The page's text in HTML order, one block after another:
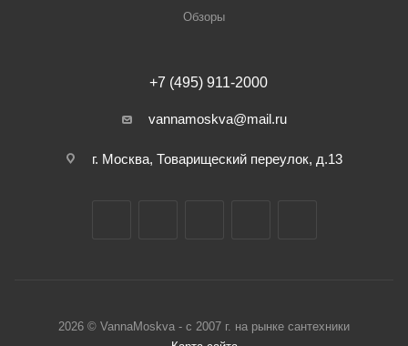
Обзоры
+7 (495) 911-2000
vannamoskva@mail.ru
г. Москва, Товарищеский переулок, д.13
2026 © VannaMoskva - с 2007 г. на рынке сантехники